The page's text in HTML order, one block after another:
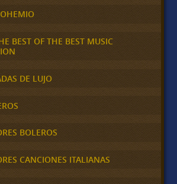
BEST OF THE BEST MUSIC
DE LUJO
BOLEROS
CANCIONES ITALIANAS